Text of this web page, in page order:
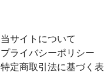
当サイトについて
プライバシーポリシー
特定商取引法に基づく